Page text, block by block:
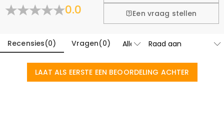
0.0 Een vraag stellen
Recensies(0) Vragen(0)
LAAT ALS EERSTE EEN BEOORDELING ACHTER